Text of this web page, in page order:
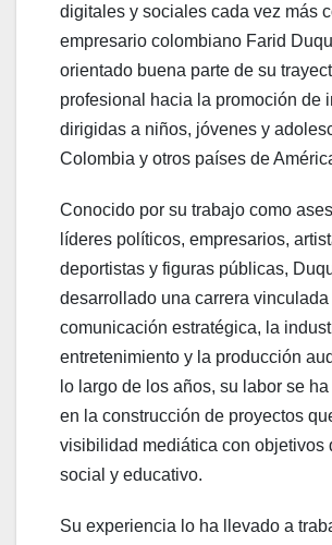
digitales y sociales cada vez más
empresario colombiano Farid
orientado buena parte de su
profesional hacia la promoción de
dirigidas a niños, jóvenes y
Colombia y otros países de
Conocido por su trabajo como
líderes políticos, empresarios,
deportistas y figuras públicas,
desarrollado una carrera vinculada
comunicación estratégica, la
entretenimiento y la producción
lo largo de los años, su labor se
en la construcción de proyectos
visibilidad mediática con objetivos
social y educativo.
Su experiencia lo ha llevado a